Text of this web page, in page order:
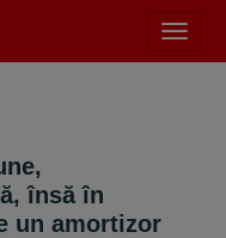
meniu
însă în
un amortizor